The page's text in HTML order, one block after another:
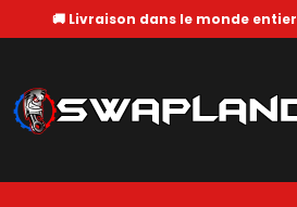
🚚 Livraison dans le monde entier